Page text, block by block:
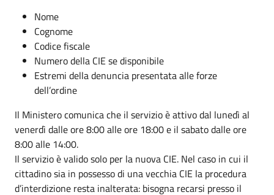
Nome
Cognome
Codice fiscale
Numero della CIE se disponibile
Estremi della denuncia presentata alle forze
dell’ordine
Il Ministero comunica che il servizio è attivo dal lunedì al
venerdì dalle ore 8:00 alle ore 18:00 e il sabato dalle ore
8:00 alle 14:00.
Il servizio è valido solo per la nuova CIE. Nel caso in cui il
cittadino sia in possesso di una vecchia CIE la procedura
d’interdizione resta inalterata: bisogna recarsi presso il